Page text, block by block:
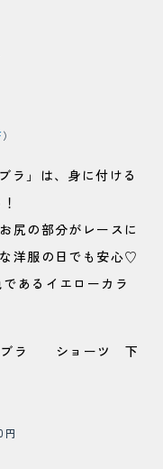
）
ラ」は、身に付ける
尻の部分がレースに
洋服の日でも安心♡
あるイエローカラ
円